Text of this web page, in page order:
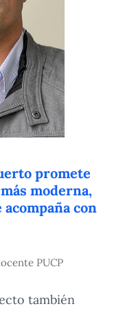
promete
moderna,
con
PUCP
también